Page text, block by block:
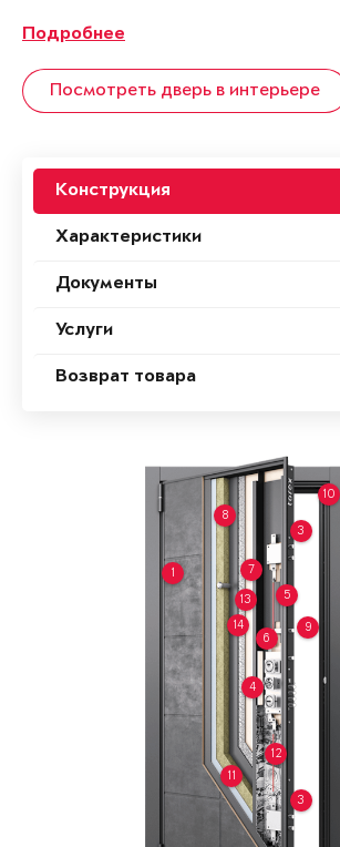
Подробнее
Посмотреть дверь в интерьере
Конструкция
Характеристики
Документы
Услуги
Возврат товара
1
3
3
4
5
6
7
8
9
10
11
12
13
14